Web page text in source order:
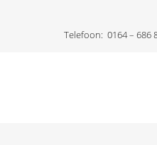
Telefoon: 0164 – 686